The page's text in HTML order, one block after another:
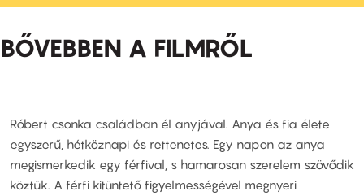
BŐVEBBEN A FILMRŐL
Róbert csonka családban él anyjával. Anya és fia élete
egyszerű, hétköznapi és rettenetes. Egy napon az anya
megismerkedik egy férfival, s hamarosan szerelem szövődik
köztük. A férfi kitüntető figyelmességével megnyeri